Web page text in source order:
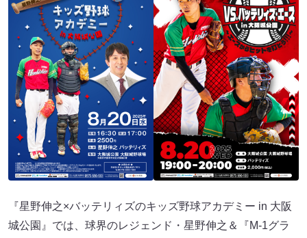
『星野伸之×バッテリィズのキッズ野球アカデミー in 大阪
城公園』では、球界のレジェンド・星野伸之＆『M-1グラ